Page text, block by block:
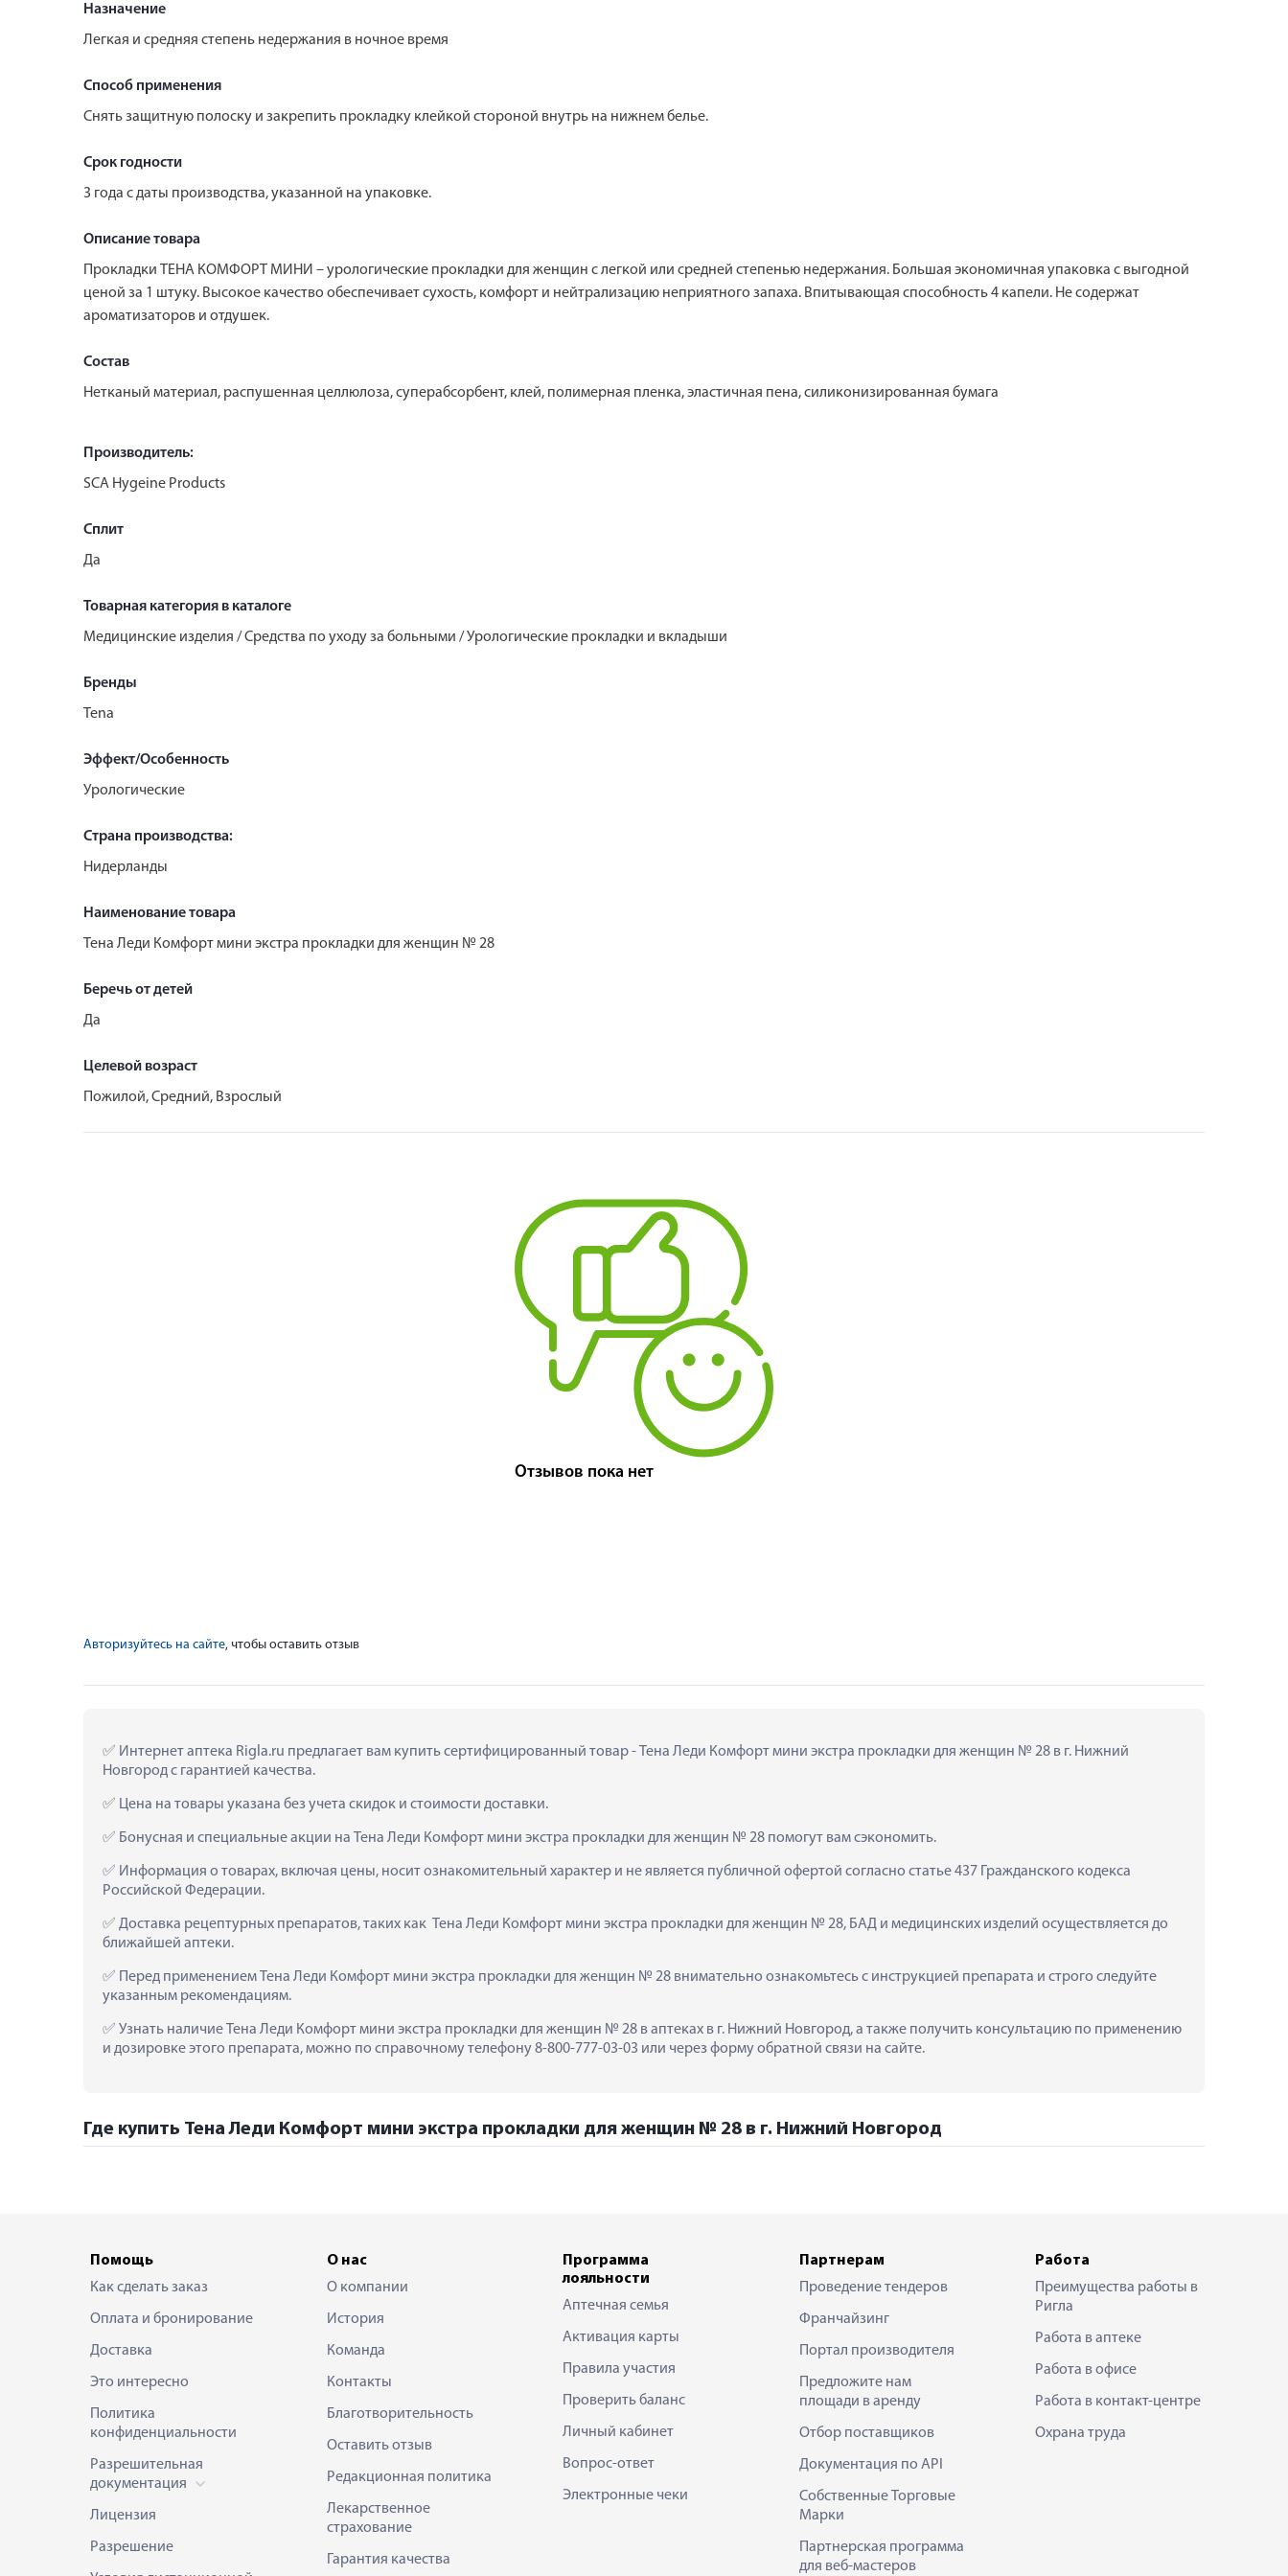
Назначение
Легкая и средняя степень недержания в ночное время
Способ применения
Cнять защитную полоску и закрепить прокладку клейкой стороной внутрь на нижнем белье.
Срок годности
3 года с даты производства, указанной на упаковке.
Описание товара
Прокладки ТЕНА КОМФОРТ МИНИ – урологические прокладки для женщин с легкой или средней степенью недержания. Большая экономичная упаковка с выгодной
ценой за 1 штуку. Высокое качество обеспечивает сухость, комфорт и нейтрализацию неприятного запаха. Впитывающая способность 4 капели. Не содержат
ароматизаторов и отдушек.
Состав
Нетканый материал, распушенная целлюлоза, суперабсорбент, клей, полимерная пленка, эластичная пена, силиконизированная бумага
Производитель:
SCA Hygeine Products
Сплит
Да
Товарная категория в каталоге
Медицинские изделия / Средства по уходу за больными / Урологические прокладки и вкладыши
Бренды
Tena
Эффект/Особенность
Урологические
Страна производства:
Нидерланды
Наименование товара
Тена Леди Комфорт мини экстра прокладки для женщин № 28
Беречь от детей
Да
Целевой возраст
Пожилой, Средний, Взрослый
Отзывов пока нет
Авторизуйтесь на сайте, чтобы оставить отзыв
Интернет аптека Rigla.ru предлагает вам купить сертифицированный товар - Тена Леди Комфорт мини экстра прокладки для женщин № 28 в г. Нижний
Новгород с гарантией качества.
Цена на товары указана без учета скидок и стоимости доставки.
Бонусная и специальные акции на Тена Леди Комфорт мини экстра прокладки для женщин № 28 помогут вам сэкономить.
Информация о товарах, включая цены, носит ознакомительный характер и не является публичной офертой согласно статье 437 Гражданского кодекса
Российской Федерации.
Доставка рецептурных препаратов, таких как  Тена Леди Комфорт мини экстра прокладки для женщин № 28, БАД и медицинских изделий осуществляется до
ближайшей аптеки.
Перед применением Тена Леди Комфорт мини экстра прокладки для женщин № 28 внимательно ознакомьтесь с инструкцией препарата и строго следуйте
указанным рекомендациям.
Узнать наличие Тена Леди Комфорт мини экстра прокладки для женщин № 28 в аптеках в г. Нижний Новгород, а также получить консультацию по применению
и дозировке этого препарата, можно по справочному телефону 8-800-777-03-03 или через форму обратной связи на сайте.
Где купить Тена Леди Комфорт мини экстра прокладки для женщин № 28 в г. Нижний Новгород
Помощь
Как сделать заказ
Оплата и бронирование
Доставка
Это интересно
Политика
конфиденциальности
Разрешительная
документация
Лицензия
Разрешение
О нас
О компании
История
Команда
Контакты
Благотворительность
Оставить отзыв
Редакционная политика
Лекарственное
страхование
Гарантия качества
Программа
лояльности
Аптечная семья
Активация карты
Правила участия
Проверить баланс
Личный кабинет
Вопрос-ответ
Электронные чеки
Партнерам
Проведение тендеров
Франчайзинг
Портал производителя
Предложите нам
площади в аренду
Отбор поставщиков
Документация по API
Собственные Торговые
Марки
Партнерская программа
для веб-мастеров
Работа
Преимущества работы в
Ригла
Работа в аптеке
Работа в офисе
Работа в контакт-центре
Охрана труда